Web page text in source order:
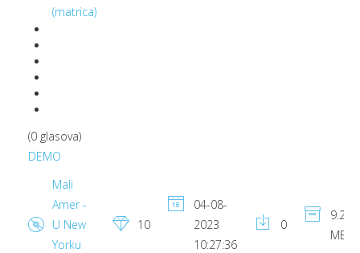
(matrica)
(0 glasova)
DEMO
Mali
Amer -
U New
Yorku
10
04-08-
2023
10:27:36
0
9.25
MB